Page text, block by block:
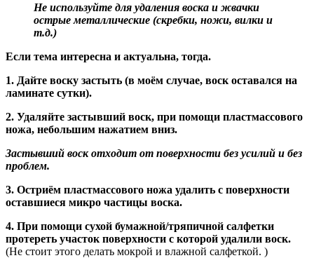
Не используйте для удаления воска и жвачки
острые металлические (скребки, ножи, вилки и
т.д.)
Если тема интересна и актуальна, тогда.
1. Дайте воску застыть (в моём случае, воск оставался на
ламинате сутки).
2. Удаляйте застывший воск, при помощи пластмассового
ножа, небольшим нажатием вниз.
Застывший воск отходит от поверхности без усилий и без
проблем.
3. Остриём пластмассового ножа удалить с поверхности
оставшиеся микро частицы воска.
4. При помощи сухой бумажной/тряпичной салфетки
протереть участок поверхности с которой удалили воск.
(Не стоит этого делать мокрой и влажной салфеткой. )